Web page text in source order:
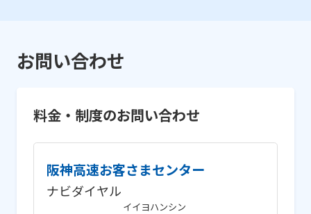
お問い合わせ
料金・制度のお問い合わせ
阪神高速お客さまセンター
ナビダイヤル
イイヨハンシン